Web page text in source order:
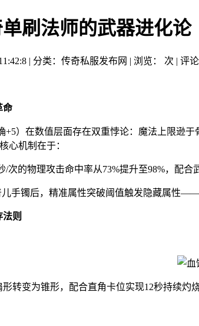
刷法师的武器进化论
| 分类：传奇私服发布网 | 浏览： 次 | 评论
命
+5）在数值层面存在双重悖论：魔法上限逊
心机制在于：
/次的物理攻击命中率从73%提升至98%，配
手镯后，精准属性突破阈值触发隐藏属性
则
转变为锥形，配合直角卡位实现12秒持续灼